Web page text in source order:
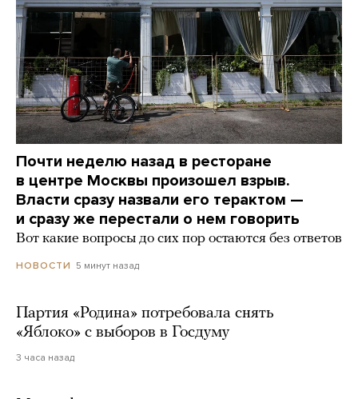
Почти неделю назад в ресторане
в центре Москвы произошел взрыв.
Власти сразу назвали его терактом —
и сразу же перестали о нем говорить
Вот какие вопросы до сих пор остаются без ответов
НОВОСТИ 5 минут назад
Партия «Родина» потребовала снять
«Яблоко» с выборов в Госдуму
3 часа назад